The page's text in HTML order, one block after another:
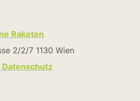
Raketen
2/2/7 1130 Wien
Datenschutz